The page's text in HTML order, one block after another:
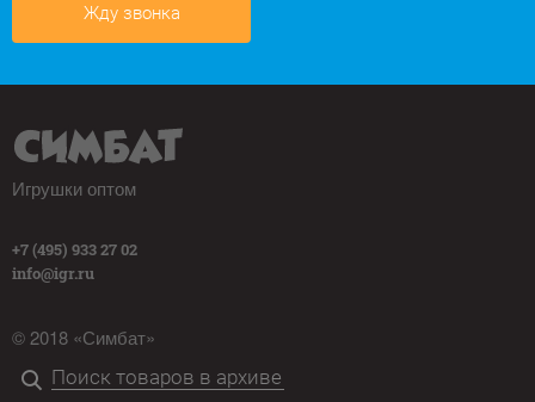
Жду звонка
Игрушки оптом
+7 (495) 933 27 02
info@igr.ru
© 2018 «Симбат»